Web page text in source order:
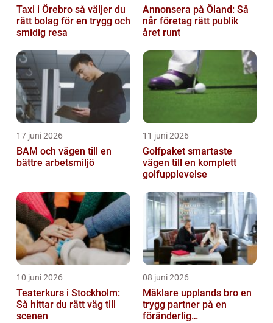
Taxi i Örebro så väljer du
rätt bolag för en trygg och
smidig resa
Annonsera på Öland: Så
når företag rätt publik
året runt
17 juni 2026
BAM och vägen till en
bättre arbetsmiljö
11 juni 2026
Golfpaket smartaste
vägen till en komplett
golfupplevelse
10 juni 2026
Teaterkurs i Stockholm:
Så hittar du rätt väg till
scenen
08 juni 2026
Mäklare upplands bro en
trygg partner på en
föränderlig